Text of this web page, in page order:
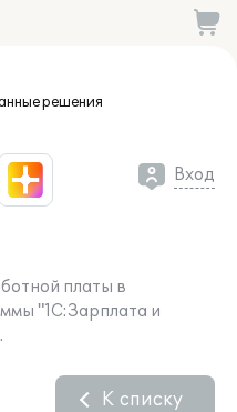
решения
Вход
платы в
"1С:Зарплата и
К списку